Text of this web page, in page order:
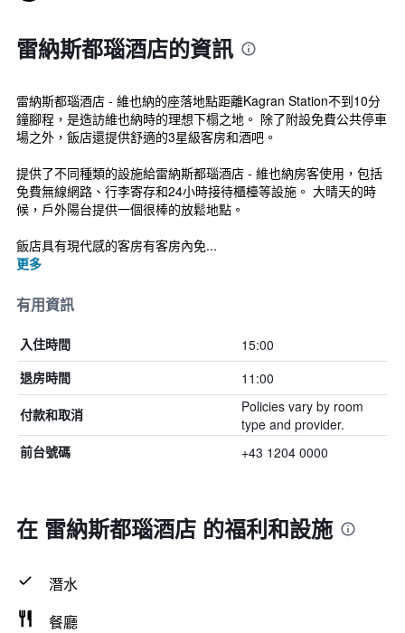
雷納斯都瑙酒店的資訊
雷納斯都瑙酒店 - 維也納的座落地點距離Kagran Station不到10分
鐘腳程，是造訪維也納時的理想下榻之地。 除了附設免費公共停車
場之外，飯店還提供舒適的3星級客房和酒吧。
提供了不同種類的設施給雷納斯都瑙酒店 - 維也納房客使用，包括
免費無線網路、行李寄存和24小時接待櫃檯等設施。 大晴天的時
候，戶外陽台提供一個很棒的放鬆地點。
飯店具有現代感的客房有客房內免...
更多
有用資訊
入住時間 15:00
退房時間 11:00
付款和取消
Policies vary by room
type and provider.
前台號碼 +43 1204 0000
在 雷納斯都瑙酒店 的福利和設施
潛水
餐廳